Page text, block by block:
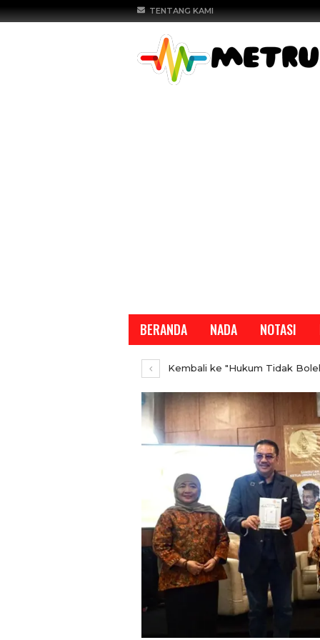
TENTANG KAMI
BERANDA NADA NOTASI
Kembali ke "Hukum Tidak
REPORTASE